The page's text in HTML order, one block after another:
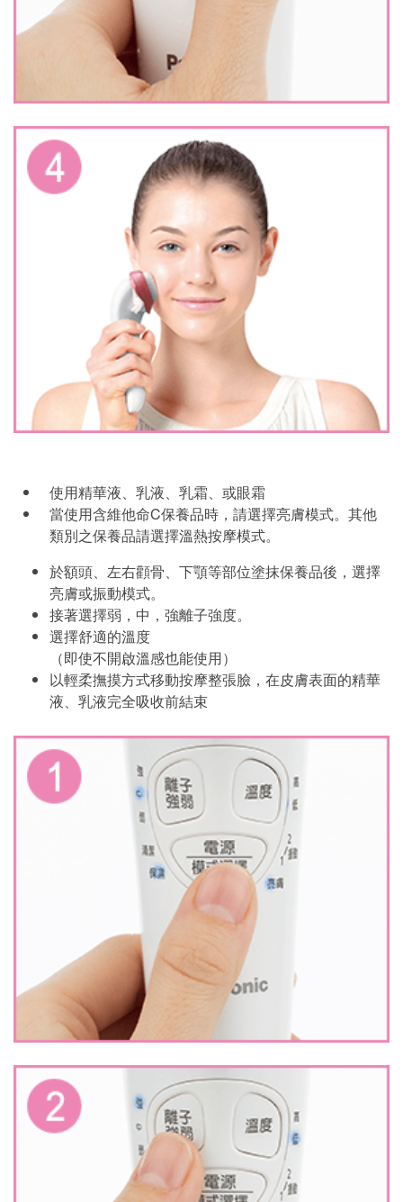
使用精華液、乳液、乳霜、或眼霜
當使用含維他命C保養品時，請選擇亮膚模式。其他
類別之保養品請選擇溫熱按摩模式。
於額頭、左右顴骨、下顎等部位塗抹保養品後，選擇
亮膚或振動模式。
接著選擇弱，中，強離子強度。
選擇舒適的溫度
（即使不開啟溫感也能使用）
以輕柔撫摸方式移動按摩整張臉，在皮膚表面的精華
液、乳液完全吸收前結束